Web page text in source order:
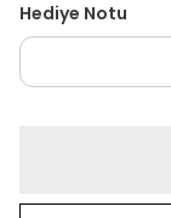
Hediye Notu